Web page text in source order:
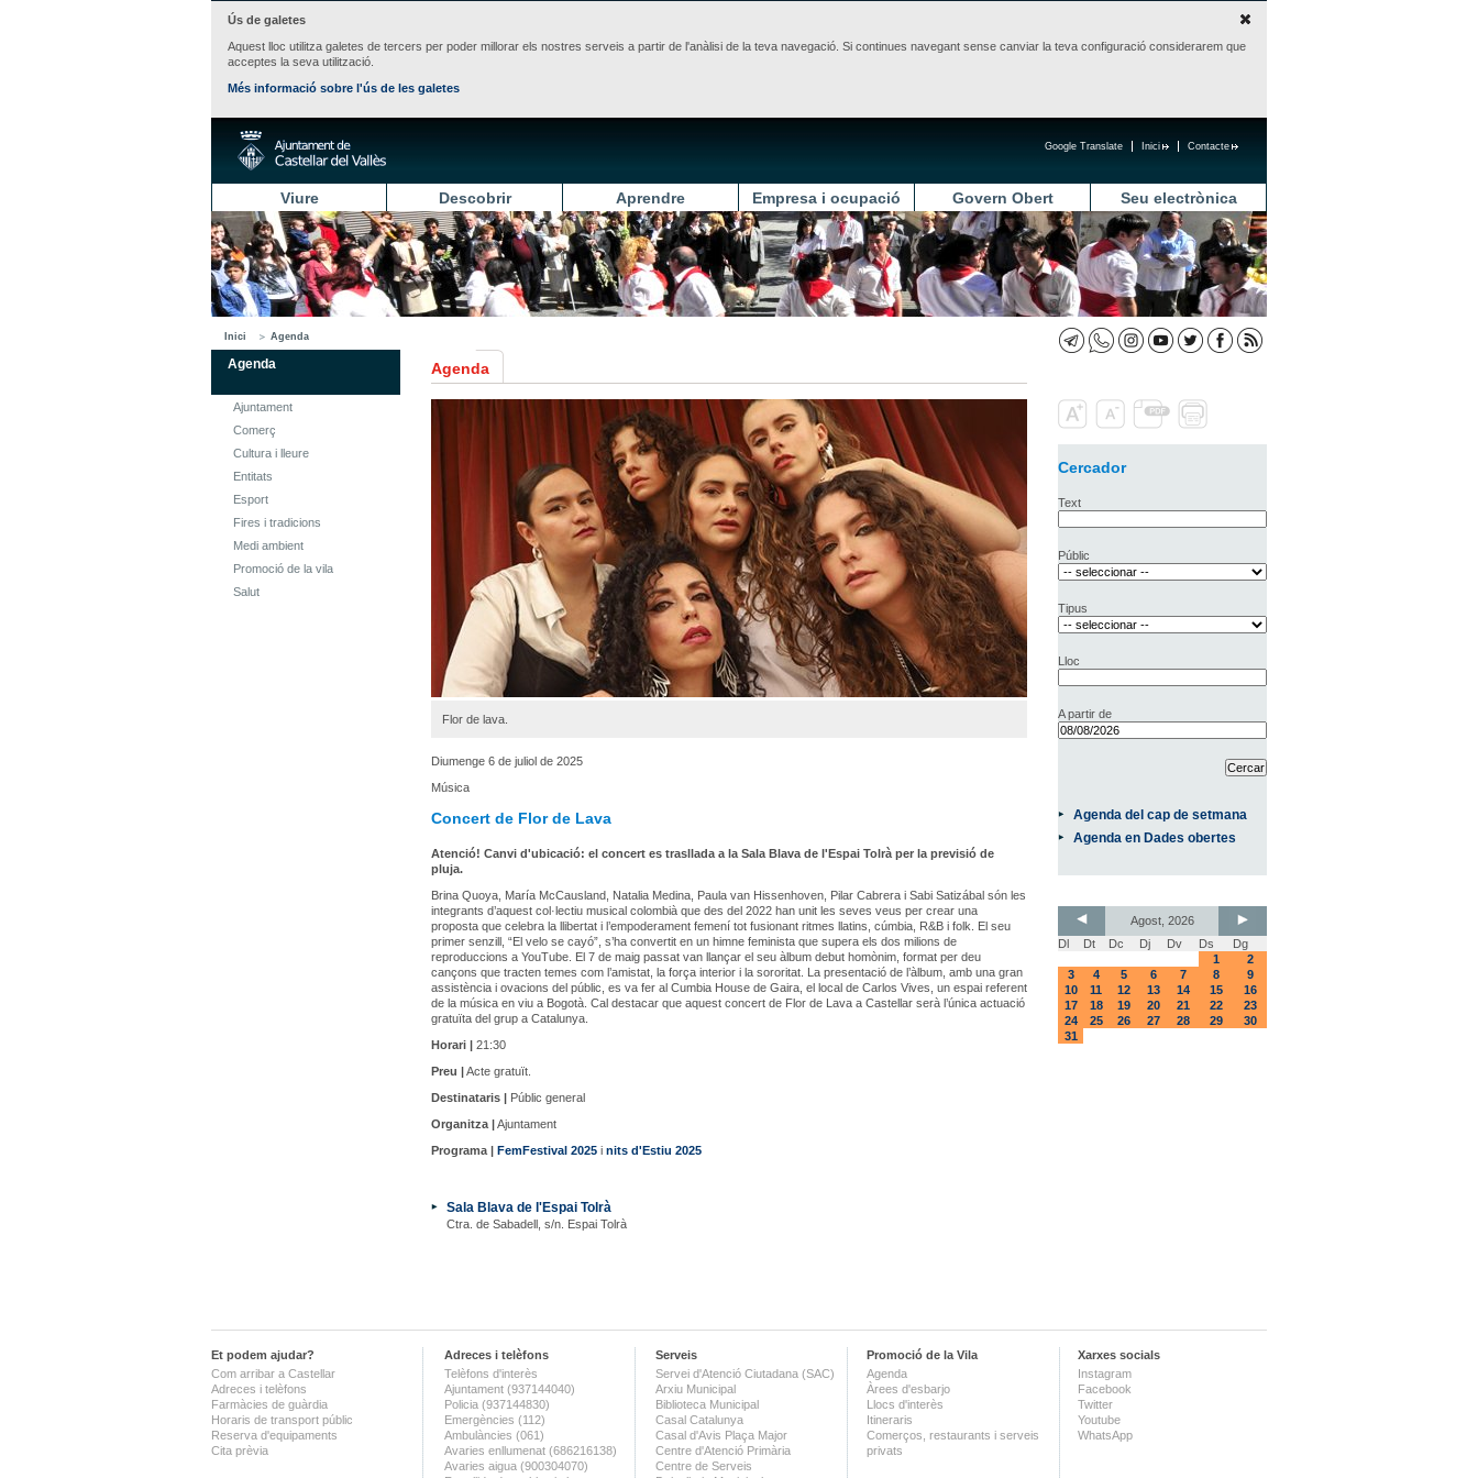
Ús de galetes
Aquest lloc utilitza galetes de tercers per poder millorar els nostres serveis a partir de l'anàlisi de la teva navegació. Si continues navegant sense canviar la teva configuració considerarem que
acceptes la seva utilització.
Més informació sobre l'ús de les galetes
Contacte
Inici
Google Translate
Viure Descobrir Aprendre Empresa i ocupació Govern Obert Seu electrònica
Inici Agenda
Agenda
Ajuntament
Comerç
Cultura i lleure
Entitats
Esport
Fires i tradicions
Medi ambient
Promoció de la vila
Salut
Agenda
Flor de lava.
Diumenge 6 de juliol de 2025
Música
Concert de Flor de Lava
Atenció! Canvi d'ubicació: el concert es trasllada a la Sala Blava de l'Espai Tolrà per la previsió de
pluja.
Brina Quoya, María McCausland, Natalia Medina, Paula van Hissenhoven, Pilar Cabrera i Sabi Satizábal són les
integrants d’aquest col·lectiu musical colombià que des del 2022 han unit les seves veus per crear una
proposta que celebra la llibertat i l’empoderament femení tot fusionant ritmes llatins, cúmbia, R&B i folk. El seu
primer senzill, “El velo se cayó”, s’ha convertit en un himne feminista que supera els dos milions de
reproduccions a YouTube. El 7 de maig passat van llançar el seu àlbum debut homònim, format per deu
cançons que tracten temes com l’amistat, la força interior i la sororitat. La presentació de l’àlbum, amb una gran
assistència i ovacions del públic, es va fer al Cumbia House de Gaira, el local de Carlos Vives, un espai referent
de la música en viu a Bogotà. Cal destacar que aquest concert de Flor de Lava a Castellar serà l’única actuació
gratuïta del grup a Catalunya.
Horari | 21:30
Preu |Acte gratuït.
Destinataris | Públic general
Organitza |Ajuntament
Programa | FemFestival 2025 i nits d'Estiu 2025
Sala Blava de l'Espai Tolrà
Ctra. de Sabadell, s/n. Espai Tolrà
Cercador
Text
Públic
Tipus
Lloc
A partir de
Agenda del cap de setmana
Agenda en Dades obertes
Agost, 2026
Dl
Dt Dc Dj Dv Ds
Dg
1
2
3
4 5 6 7 8
9
10
11 12 13 14 15
16
17
18 19 20 21 22
23
24
25 26 27 28 29
30
31
Et podem ajudar?
Com arribar a Castellar
Adreces i telèfons
Farmàcies de guàrdia
Horaris de transport públic
Reserva d'equipaments
Cita prèvia
Adreces i telèfons
Telèfons d'interès
Ajuntament (937144040)
Policia (937144830)
Emergències (112)
Ambulàncies (061)
Avaries enllumenat (686216138)
Avaries aigua (900304070)
Serveis
Servei d'Atenció Ciutadana (SAC)
Arxiu Municipal
Biblioteca Municipal
Casal Catalunya
Casal d'Avis Plaça Major
Centre d'Atenció Primària
Centre de Serveis
Promoció de la Vila
Agenda
Àrees d'esbarjo
Llocs d'interès
Itineraris
Comerços, restaurants i serveis
privats
Xarxes socials
Instagram
Facebook
Twitter
Youtube
WhatsApp